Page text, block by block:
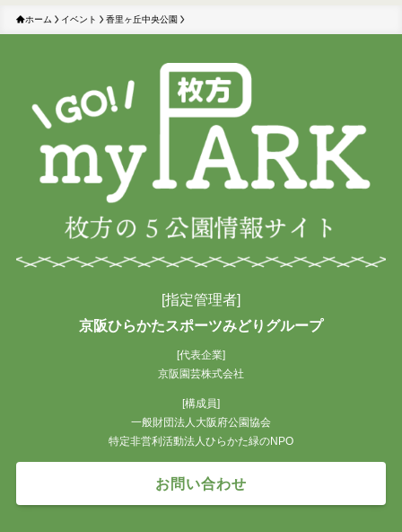
ホーム イベント 香里ヶ丘中央公園
[指定管理者]
京阪ひらかたスポーツみどりグループ
[代表企業]
京阪園芸株式会社
[構成員]
一般財団法人大阪府公園協会
特定非営利活動法人ひらかた緑のNPO
お問い合わせ